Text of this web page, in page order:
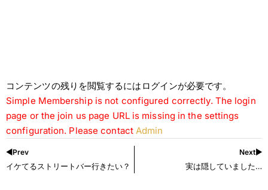
コンテンツの残りを閲覧するにはログインが必要です。
Simple Membership is not configured correctly. The login
page or the join us page URL is missing in the settings
configuration. Please contactAdmin
◀︎Prev
イケてるストリートバー行きたい？
Next▶︎
実は隠していました…